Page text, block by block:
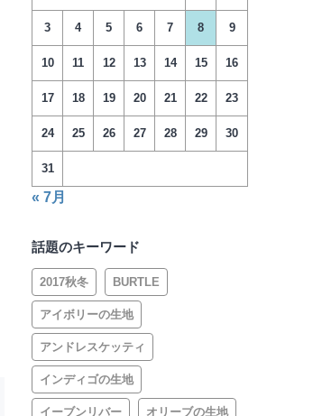
3 4 5 6 7 8 9
10 11 12 13 14 15 16
17 18 19 20 21 22 23
24 25 26 27 28 29 30
31
« 7月
話題のキーワード
2017秋冬 BURTLE
アイボリーの生地
アンドレスケッティ
インディゴの生地
イーブンリバー オリーブの生地